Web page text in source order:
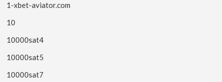
1-xbet-aviator.com
10
10000sat4
10000sat5
10000sat7